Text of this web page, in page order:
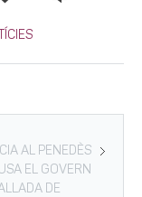
AL PENEDÈS
EL GOVERN
DE